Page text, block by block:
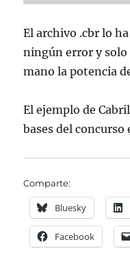
El archivo .cbr lo
ningún error y
mano la potencia
El ejemplo de
bases del concurso
Comparte:
Bluesky
Facebook